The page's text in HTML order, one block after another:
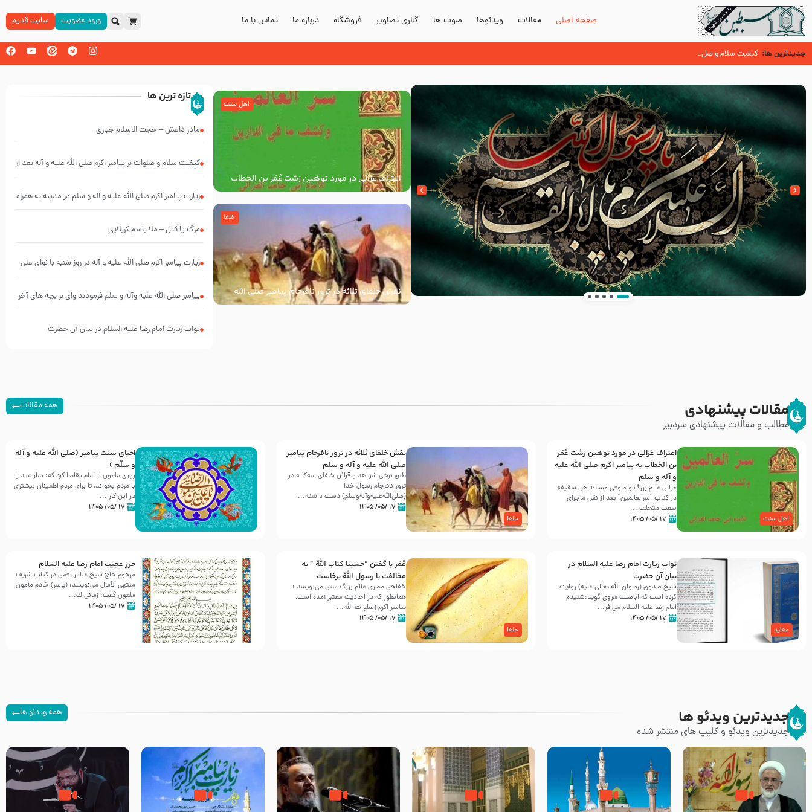
صفحه اصلی مقالات ویدئوها صوت ها گالری تصاویر فروشگاه درباره ما تماس با ما ورود عضویت سایت قدیم
جدیدترین ها: کیفیت سلام و صلوات بر پیامبر اکرم صلی الله علیه و آله بعد از ن
زیارت پیامبر اکرم صلی الله علیه و اله و سلم در مدینه به همراه تصاویری از مسجد النبی
مرگ یا قتل – ملا باسم کربلایی
اعتراف غزالی در مورد توهین زشت عُمَر بن الخطاب
به پیامبر اکرم صلی الله علیه و آله و سلم
اهل سنت
نقش خلفای ثلاثه در ترور نافرجام پیامبر صلی الله
علیه و آله و سلم
خلفا
تازه ترین ها
مادر داعش – حجت الاسلام جباری
کیفیت سلام و صلوات بر پیامبر اکرم صلی الله علیه و آله بعد از
زیارت پیامبر اکرم صلی الله علیه و اله و سلم در مدینه به همراه
مرگ یا قتل – ملا باسم کربلایی
زیارت پیامبر اکرم صلی الله علیه و آله در روز شنبه با نوای علی
پیامبر صلی الله علیه وآله و سلم فرمودند وای بر بچه های آخر
ثواب زیارت امام رضا علیه السلام در بیان آن حضرت
مقالات پیشنهادی
مطالب و مقالات پیشنهادی سردبیر
همه مقالات
اهل سنت
اعتراف غزالی در مورد توهین زشت عُمَر
بن الخطاب به پیامبر اکرم صلی الله علیه
و آله و سلم
غزالی عالم بزرگ و صوفی مسلك اهل سقيفه
در کتاب “سرالعالمین” بعد از نقل ماجرای
بیعت متخلف ...
۱۷ /۰۵/ ۱۴۰۵ خلفا
نقش خلفای ثلاثه در ترور نافرجام پیامبر
صلی الله علیه و آله و سلم
طبق برخی شواهد و قرائن خلفای سه‌گانه در
ترور نافرجام رسول خدا
(صلی‌الله‌علیه‌و‌آله‌وسلّم) دست داشته‌...
۱۷ /۰۵/ ۱۴۰۵
احیای سنت پیامبر (صلی الله علیه و آله
و سلّم )
روزی مامون از امام تقاضا کرد که: نماز عید را
با مردم بخواند، تا برای مردم اطمینان بیشتری
در این کار ...
۱۷ /۰۵/ ۱۴۰۵
عقاید
ثواب زیارت امام رضا علیه السلام در
بیان آن حضرت
شیخ صدوق (رضوان الله تعالی علیه) روایت
کرده است که اباصلت هروی گوید:شنیدم
امام رضا علیه السلام می فر...
۱۷ /۰۵/ ۱۴۰۵
خلفا
عُمَر با گفتن “حسبنا كتاب اللّه ” به
مخالفت با رسول اللّه برخاست
خفاجی مصری عالم بزرگ سنی می‌نویسد :
همانطور که در احادیث معتبر آمده است،
پیامبر اکرم (صلوات اللّه...
۱۷ /۰۵/ ۱۴۰۵
حرز عجیب امام رضا علیه السلام
مرحوم حاج شیخ عباس قمی در کتاب شریف
منتهی الآمال می‌نویسد: (ياسر) خادم مأمون
ملعون گفت: زمانى ك...
۱۷ /۰۵/ ۱۴۰۵
جدیدترین ویدئو ها
جدیدترین ویدئو و کلیپ های منتشر شده
همه ویدئو ها